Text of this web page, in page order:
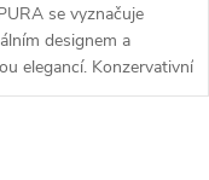
se vyznačuje
designem a
elegancí. Konzervativní
obratně vyvažují